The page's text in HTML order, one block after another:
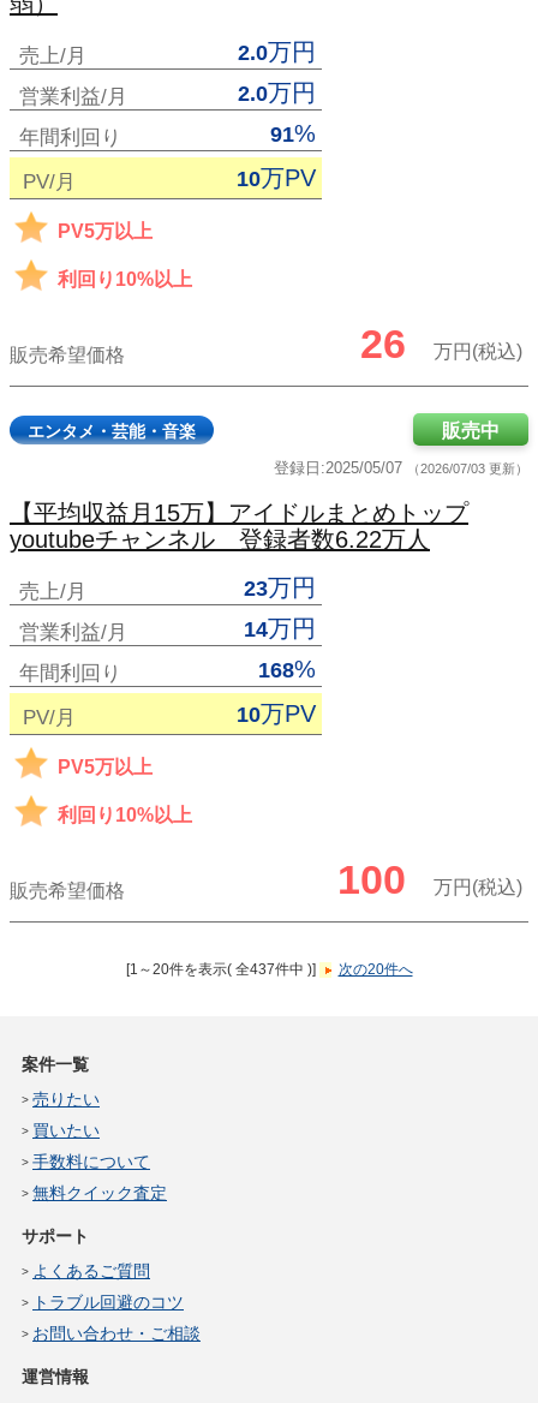
売上/月 2.0万円
営業利益/月 2.0万円
年間利回り 91%
PV/月 10万PV
PV5万以上
利回り10%以上
販売希望価格 26 万円(税込)
エンタメ・芸能・音楽
登録日:2025/05/07 （2026/07/03 更新）
販売中
【平均収益月15万】アイドルまとめトップ
youtubeチャンネル 登録者数6.22万人
売上/月 23万円
営業利益/月 14万円
年間利回り 168%
PV/月 10万PV
PV5万以上
利回り10%以上
販売希望価格 100 万円(税込)
[1～20件を表示( 全437件中 )] 次の20件へ
案件一覧
売りたい
買いたい
手数料について
無料クイック査定
サポート
よくあるご質問
トラブル回避のコツ
お問い合わせ・ご相談
運営情報